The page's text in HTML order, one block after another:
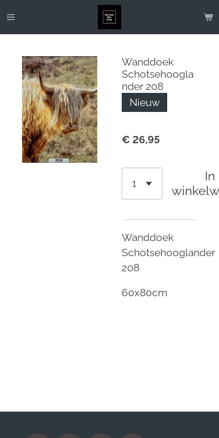
Ga
hoofdinhoud
Wanddoek
Schotsehoogla
nder 208
Nieuw
€ 26,95
In
Wanddoek
Schotsehooglander
208
60x80cm